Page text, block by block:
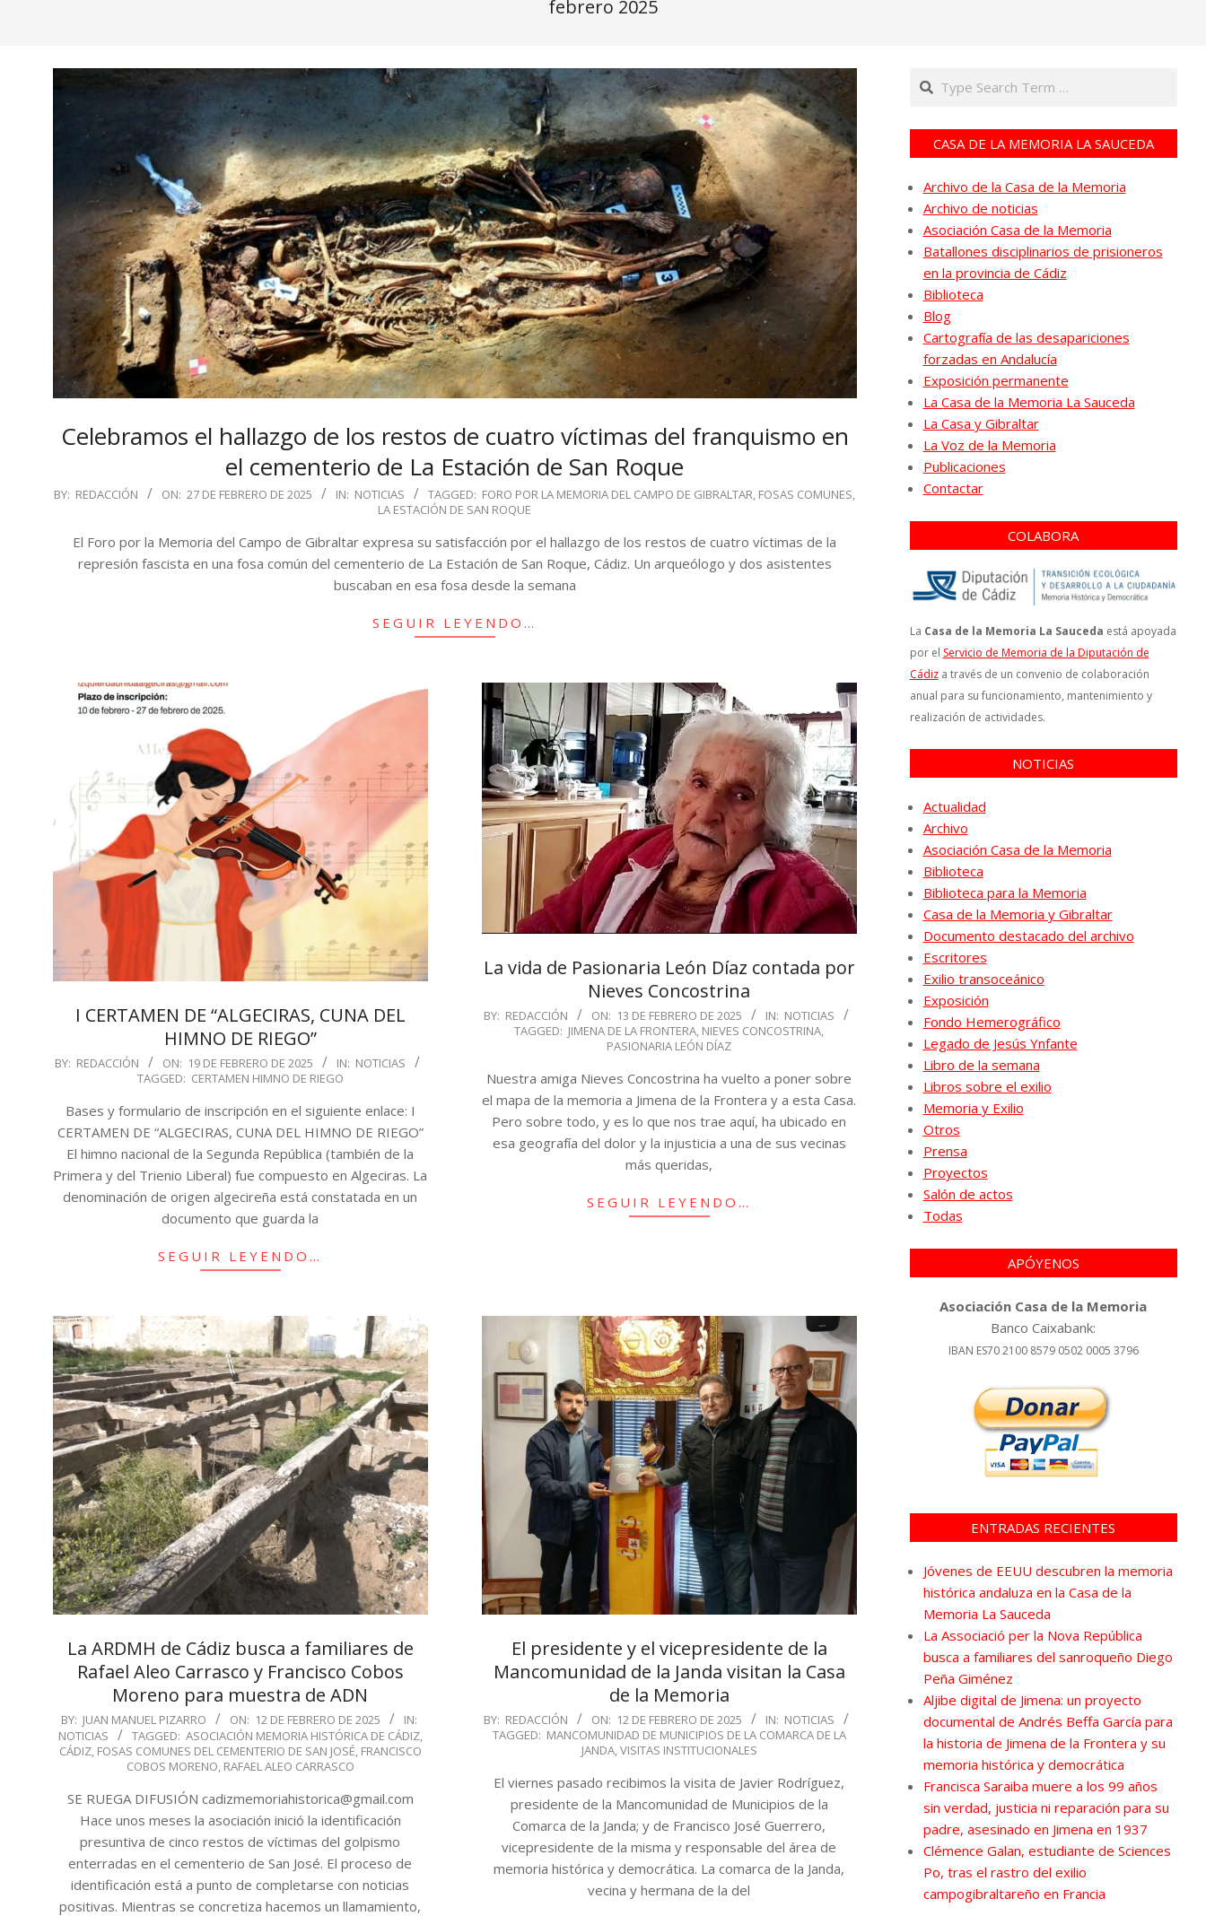
febrero 2025
Celebramos el hallazgo de los restos de cuatro víctimas del franquismo en
el cementerio de La Estación de San Roque
2025-
BY: REDACCIÓN ON: 27 DE FEBRERO DE 2025 IN: NOTICIAS TAGGED: FORO POR LA MEMORIA DEL CAMPO DE GIBRALTAR, FOSAS COMUNES,
LA ESTACIÓN DE SAN ROQUE
El Foro por la Memoria del Campo de Gibraltar expresa su satisfacción por el hallazgo de los restos de cuatro víctimas de la
represión fascista en una fosa común del cementerio de La Estación de San Roque, Cádiz. Un arqueólogo y dos asistentes
buscaban en esa fosa desde la semana
SEGUIR LEYENDO…
I CERTAMEN DE “ALGECIRAS, CUNA DEL
HIMNO DE RIEGO”
2025-
19
BY: REDACCIÓN ON: 19 DE FEBRERO DE 2025 IN: NOTICIAS
TAGGED: CERTAMEN HIMNO DE RIEGO
Bases y formulario de inscripción en el siguiente enlace: I
CERTAMEN DE “ALGECIRAS, CUNA DEL HIMNO DE RIEGO”
El himno nacional de la Segunda República (también de la
Primera y del Trienio Liberal) fue compuesto en Algeciras. La
denominación de origen algecireña está constatada en un
documento que guarda la
SEGUIR LEYENDO…
La vida de Pasionaria León Díaz contada por
Nieves Concostrina
2025-
BY: REDACCIÓN ON: 13 DE FEBRERO DE 2025 IN: NOTICIAS
TAGGED: JIMENA DE LA FRONTERA, NIEVES CONCOSTRINA,
PASIONARIA LEÓN DÍAZ
Nuestra amiga Nieves Concostrina ha vuelto a poner sobre
el mapa de la memoria a Jimena de la Frontera y a esta Casa.
Pero sobre todo, y es lo que nos trae aquí, ha ubicado en
esa geografía del dolor y la injusticia a una de sus vecinas
más queridas,
SEGUIR LEYENDO…
La ARDMH de Cádiz busca a familiares de
Rafael Aleo Carrasco y Francisco Cobos
Moreno para muestra de ADN
2025-
02-
12
BY: JUAN MANUEL PIZARRO ON: 12 DE FEBRERO DE 2025
IN:
NOTICIAS
TAGGED: ASOCIACIÓN MEMORIA HISTÓRICA DE CÁDIZ,
CÁDIZ, FOSAS COMUNES DEL CEMENTERIO DE SAN JOSÉ, FRANCISCO
COBOS MORENO, RAFAEL ALEO CARRASCO
SE RUEGA DIFUSIÓN cadizmemoriahistorica@gmail.com
Hace unos meses la asociación inició la identificación
presuntiva de cinco restos de víctimas del golpismo
enterradas en el cementerio de San José. El proceso de
identificación está a punto de completarse con noticias
positivas. Mientras se concretiza hacemos un llamamiento,
El presidente y el vicepresidente de la
Mancomunidad de la Janda visitan la Casa
de la Memoria
2025-
02-
BY: REDACCIÓN ON: 12 DE FEBRERO DE 2025 IN: NOTICIAS
TAGGED: MANCOMUNIDAD DE MUNICIPIOS DE LA COMARCA DE LA
JANDA,VISITAS INSTITUCIONALES
El viernes pasado recibimos la visita de Javier Rodríguez,
presidente de la Mancomunidad de Municipios de la
Comarca de la Janda; y de Francisco José Guerrero,
vicepresidente de la misma y responsable del área de
memoria histórica y democrática. La comarca de la Janda,
vecina y hermana de la del
Search
CASA DE LA MEMORIA LA SAUCEDA
Archivo de la Casa de la Memoria
Archivo de noticias
Asociación Casa de la Memoria
Batallones disciplinarios de prisioneros
en la provincia de Cádiz
Biblioteca
Blog
Cartografía de las desapariciones
forzadas en Andalucía
Exposición permanente
La Casa de la Memoria La Sauceda
La Casa y Gibraltar
La Voz de la Memoria
Publicaciones
Contactar
COLABORA
La Casa de la Memoria La Sauceda está apoyada
por el Servicio de Memoria de la Diputación de
Cádiza través de un convenio de colaboración
anual para su funcionamiento, mantenimiento y
realización de actividades.
NOTICIAS
Actualidad
Archivo
Asociación Casa de la Memoria
Biblioteca
Biblioteca para la Memoria
Casa de la Memoria y Gibraltar
Documento destacado del archivo
Escritores
Exilio transoceánico
Exposición
Fondo Hemerográfico
Legado de Jesús Ynfante
Libro de la semana
Libros sobre el exilio
Memoria y Exilio
Otros
Prensa
Proyectos
Salón de actos
Todas
APÓYENOS
Asociación Casa de la Memoria
Banco Caixabank:
IBAN ES70 2100 8579 0502 0005 3796
ENTRADAS RECIENTES
Jóvenes de EEUU descubren la memoria
histórica andaluza en la Casa de la
Memoria La Sauceda
La Associació per la Nova República
busca a familiares del sanroqueño Diego
Peña Giménez
Aljibe digital de Jimena: un proyecto
documental de Andrés Beffa García para
la historia de Jimena de la Frontera y su
memoria histórica y democrática
Francisca Saraiba muere a los 99 años
sin verdad, justicia ni reparación para su
padre, asesinado en Jimena en 1937
Clémence Galan, estudiante de Sciences
Po, tras el rastro del exilio
campogibraltareño en Francia